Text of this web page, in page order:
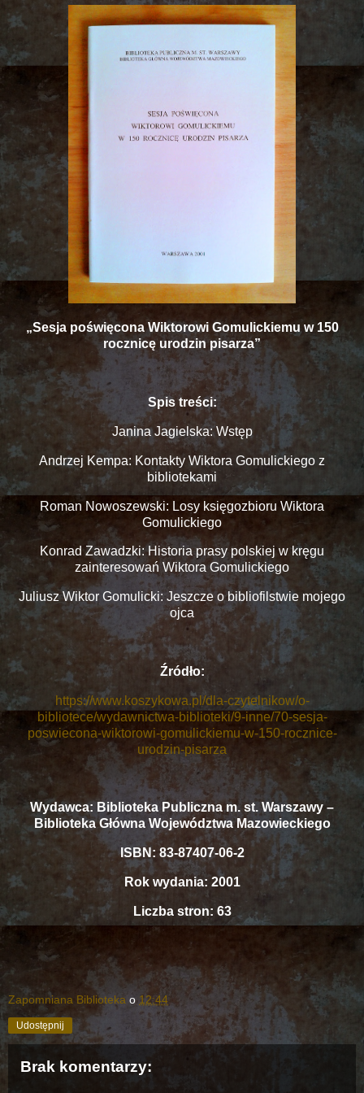
„Sesja poświęcona Wiktorowi Gomulickiemu w 150
rocznicę urodzin pisarza”
Spis treści:
Janina Jagielska: Wstęp
Andrzej Kempa: Kontakty Wiktora Gomulickiego z
bibliotekami
Roman Nowoszewski: Losy księgozbioru Wiktora
Gomulickiego
Konrad Zawadzki: Historia prasy polskiej w kręgu
zainteresowań Wiktora Gomulickiego
Juliusz Wiktor Gomulicki: Jeszcze o bibliofilstwie mojego
ojca
Źródło:
https://www.koszykowa.pl/dla-czytelnikow/o-
bibliotece/wydawnictwa-biblioteki/9-inne/70-sesja-
poswiecona-wiktorowi-gomulickiemu-w-150-rocznice-
urodzin-pisarza
Wydawca: Biblioteka Publiczna m. st. Warszawy –
Biblioteka Główna Województwa Mazowieckiego
ISBN: 83-87407-06-2
Rok wydania: 2001
Liczba stron: 63
Zapomniana Biblioteka o 12:44
Udostępnij
Brak komentarzy: